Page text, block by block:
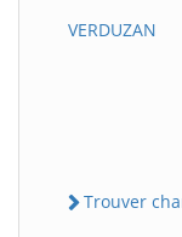
VERDUZAN
Trouver